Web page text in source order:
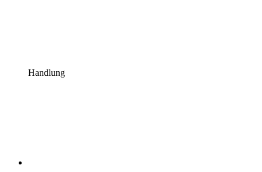
Handlung